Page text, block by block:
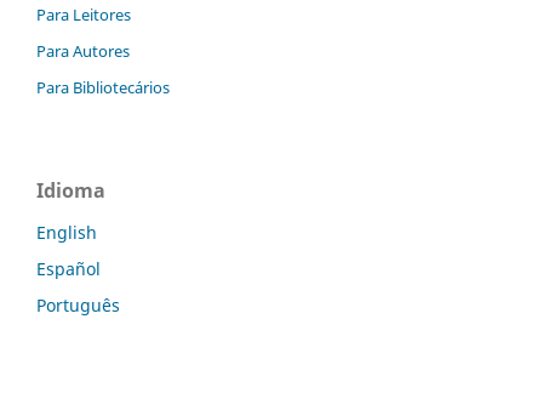
Para Leitores
Para Autores
Para Bibliotecários
Idioma
English
Español
Português